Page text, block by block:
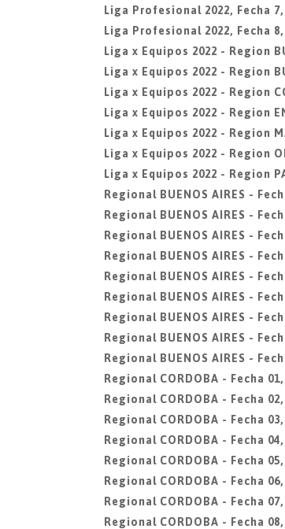
Liga Profesional 2022, Fecha
Liga Profesional 2022, Fecha
Liga x Equipos 2022 - Region
Liga x Equipos 2022 - Region
Liga x Equipos 2022 - Region
Liga x Equipos 2022 - Region
Liga x Equipos 2022 - Region
Liga x Equipos 2022 - Region
Liga x Equipos 2022 - Region
Regional BUENOS AIRES -
Regional BUENOS AIRES -
Regional BUENOS AIRES -
Regional BUENOS AIRES -
Regional BUENOS AIRES -
Regional BUENOS AIRES -
Regional BUENOS AIRES -
Regional BUENOS AIRES -
Regional BUENOS AIRES -
Regional CORDOBA - Fecha
Regional CORDOBA - Fecha
Regional CORDOBA - Fecha
Regional CORDOBA - Fecha
Regional CORDOBA - Fecha
Regional CORDOBA - Fecha
Regional CORDOBA - Fecha
Regional CORDOBA - Fecha